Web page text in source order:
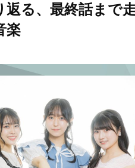
る、最終話まで
楽